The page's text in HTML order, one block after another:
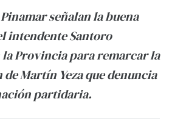
señalan la buena
intendente Santoro
Provincia para remarcar la
Martín Yeza que denuncia
partidaria.